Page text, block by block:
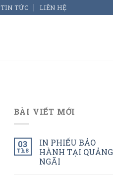
TIN TỨC LIÊN HỆ
BÀI VIẾT MỚI
03
Th8
IN PHIẾU BẢO
HÀNH TẠI QUẢNG
NGÃI